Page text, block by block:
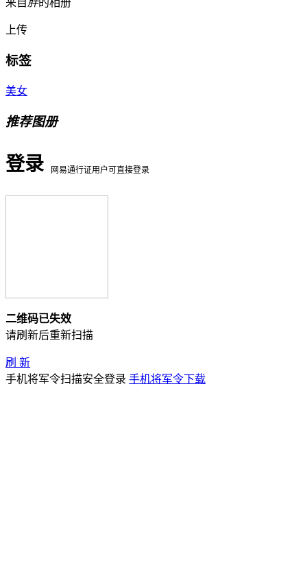
来自 胖的相册
上传
标签
美女
推荐图册
登录 网易通行证用户可直接登录
二维码已失效
请刷新后重新扫描
刷 新
手机将军令扫描安全登录 手机将军令下载